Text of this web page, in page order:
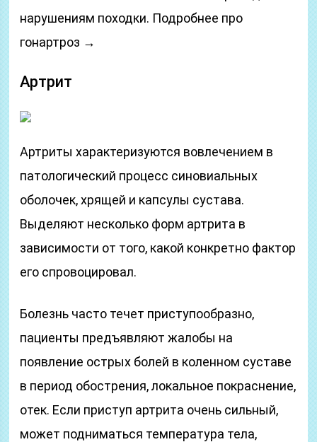
нарушениям походки. Подробнее про
гонартроз →
Артрит
Артриты характеризуются вовлечением в
патологический процесс синовиальных
оболочек, хрящей и капсулы сустава.
Выделяют несколько форм артрита в
зависимости от того, какой конкретно фактор
его спровоцировал.
Болезнь часто течет приступообразно,
пациенты предъявляют жалобы на
появление острых болей в коленном суставе
в период обострения, локальное покраснение,
отек. Если приступ артрита очень сильный,
может подниматься температура тела,